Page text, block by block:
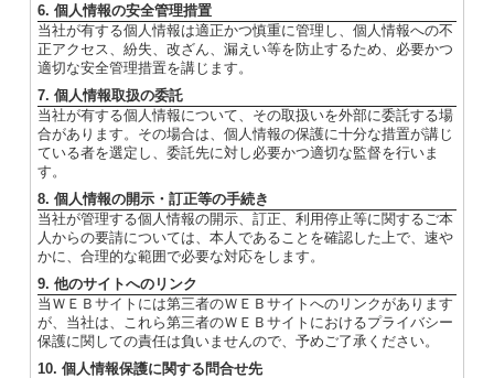
6. 個人情報の安全管理措置
当社が有する個人情報は適正かつ慎重に管理し、個人情報への不
正アクセス、紛失、改ざん、漏えい等を防止するため、必要かつ
適切な安全管理措置を講じます。
7. 個人情報取扱の委託
当社が有する個人情報について、その取扱いを外部に委託する場
合があります。その場合は、個人情報の保護に十分な措置が講じ
ている者を選定し、委託先に対し必要かつ適切な監督を行いま
す。
8. 個人情報の開示・訂正等の手続き
当社が管理する個人情報の開示、訂正、利用停止等に関するご本
人からの要請については、本人であることを確認した上で、速や
かに、合理的な範囲で必要な対応をします。
9. 他のサイトへのリンク
当ＷＥＢサイトには第三者のＷＥＢサイトへのリンクがあります
が、当社は、これら第三者のＷＥＢサイトにおけるプライバシー
保護に関しての責任は負いませんので、予めご了承ください。
10. 個人情報保護に関する問合せ先